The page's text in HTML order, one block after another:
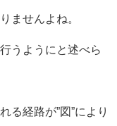
ませんよね。
うようにと述べら
る経路が”図”により